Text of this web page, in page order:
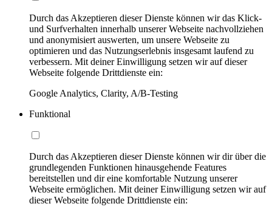
Durch das Akzeptieren dieser Dienste können wir das Klick-
und Surfverhalten innerhalb unserer Webseite nachvollziehen
und anonymisiert auswerten, um unsere Webseite zu
optimieren und das Nutzungserlebnis insgesamt laufend zu
verbessern. Mit deiner Einwilligung setzen wir auf dieser
Webseite folgende Drittdienste ein:
Google Analytics, Clarity, A/B-Testing
Funktional
Durch das Akzeptieren dieser Dienste können wir dir über die
grundlegenden Funktionen hinausgehende Features
bereitstellen und dir eine komfortable Nutzung unserer
Webseite ermöglichen. Mit deiner Einwilligung setzen wir auf
dieser Webseite folgende Drittdienste ein: